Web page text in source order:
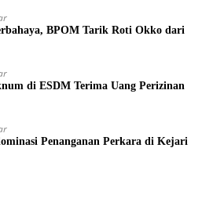
BPOM Tarik Roti Okko dari
di ESDM Terima Uang Perizinan
Penanganan Perkara di Kejari